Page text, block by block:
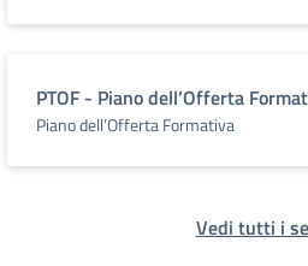
PTOF - Piano dell’Offerta
Piano dell’Offerta Formativa
Vedi tutti i